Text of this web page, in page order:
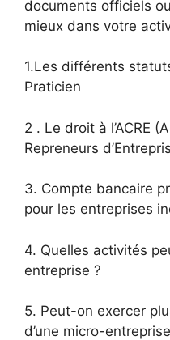
documents officiels
mieux dans votre
1.Les différents
Praticien
2 . Le droit à l’ACRE
Repreneurs
3. Compte bancaire
pour les entreprises
4. Quelles activités
entreprise ?
5. Peut-on exercer
d’une micro-